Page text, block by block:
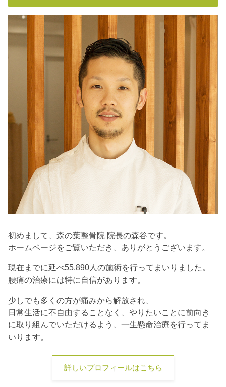
初めまして、森の葉整骨院 院長の森谷です。
ホームページをご覧いただき、ありがとうございます。
現在までに延べ55,890人の施術を行ってまいりました。
腰痛の治療には特に自信があります。
少しでも多くの方が痛みから解放され、
日常生活に不自由することなく、やりたいことに前向き
に取り組んでいただけるよう、一生懸命治療を行ってま
いります。
詳しいプロフィールはこちら